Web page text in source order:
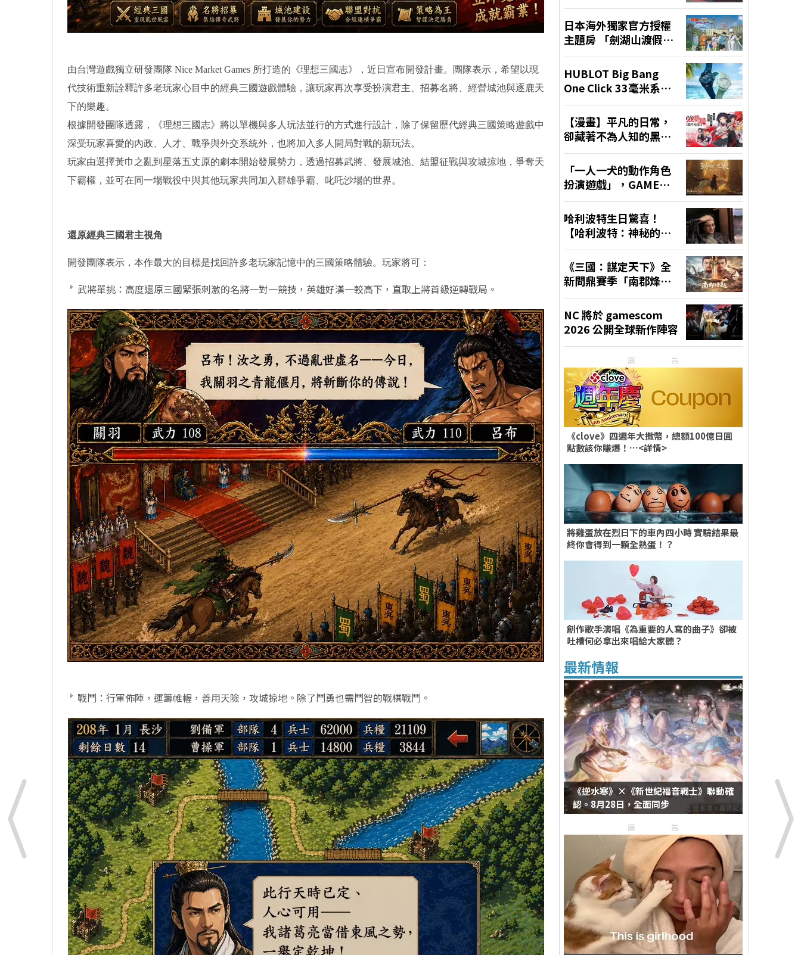
由台灣遊戲獨立研發團隊 Nice Market Games 所打造的《理想三國志》，近日宣布開發計畫。團隊表示，希望以現
代技術重新詮釋許多老玩家心目中的經典三國遊戲體驗，讓玩家再次享受扮演君主、招募名將、經營城池與逐鹿天
下的樂趣。
根據開發團隊透露，《理想三國志》將以單機與多人玩法並行的方式進行設計，除了保留歷代經典三國策略遊戲中
深受玩家喜愛的內政、人才、戰爭與外交系統外，也將加入多人開局對戰的新玩法。
玩家由選擇黃巾之亂到星落五丈原的劇本開始發展勢力，透過招募武將、發展城池、結盟征戰與攻城掠地，爭奪天
下霸權，並可在同一場戰役中與其他玩家共同加入群雄爭霸、叱吒沙場的世界。
還原經典三國君主視角
開發團隊表示，本作最大的目標是找回許多老玩家記憶中的三國策略體驗。玩家將可：
武將單挑：高度還原三國緊張刺激的名將一對一競技，英雄好漢一較高下，直取上將首級逆轉戰局。
戰鬥：行軍佈陣，運籌帷幄，善用天險，攻城掠地。除了鬥勇也需鬥智的戰棋戰鬥。
廣告
《clove》四週年大撒幣，總額100億日圓
點數該你賺爆！…<詳情>
將雞蛋放在烈日下的車內四小時 實驗結果最
終你會得到一顆全熟蛋！？
創作歌手演唱《為重要的人寫的曲子》卻被
吐槽何必拿出來唱給大家聽？
最新情報
《逆水寒》×《新世紀福音戰士》聯動確
認。8月28日，全面同步
廣告